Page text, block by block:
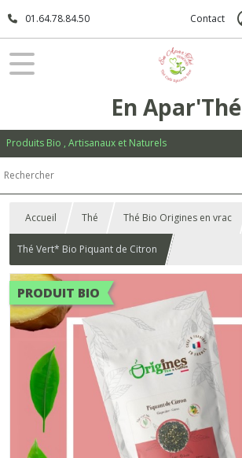
01.64.78.84.50 Contact
En Apar'Thé
Produits Bio , Artisanaux et Naturels
Accueil Thé Thé Bio Origines en vrac
Thé Vert* Bio Piquant de Citron
PRODUIT BIO